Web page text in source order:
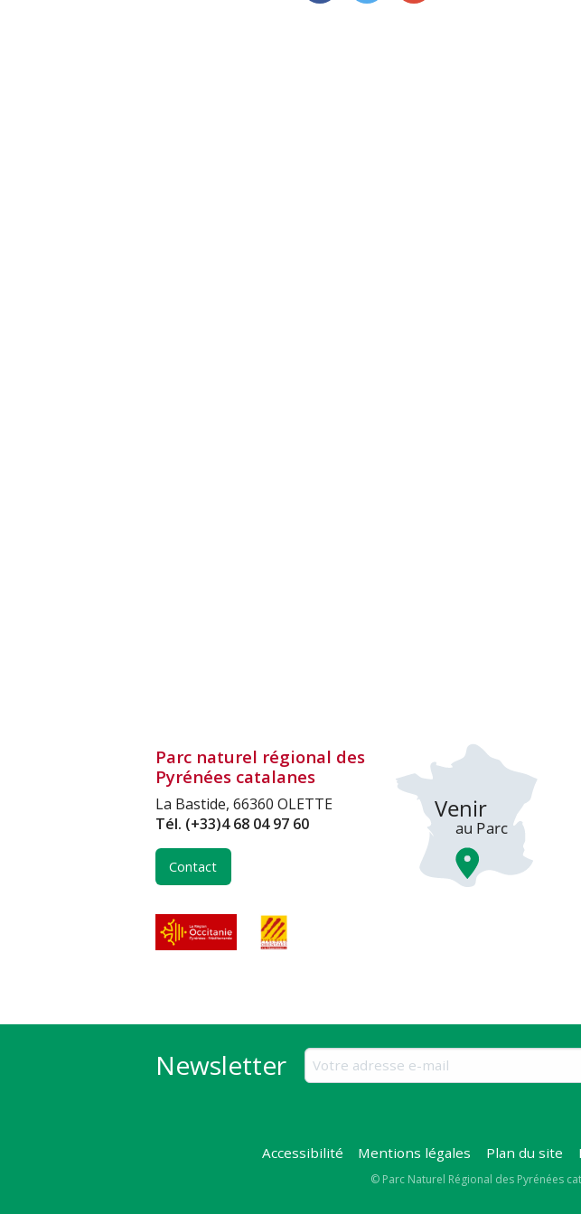
Parc naturel régional des
Pyrénées catalanes
La Bastide, 66360 OLETTE
Tél. (+33)4 68 04 97 60
Contact
Newsletter
Accessibilité Mentions légales Plan du site
Copyright
© Parc Naturel Régional des Pyrénées